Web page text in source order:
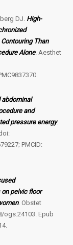
DJ. High-
Than
Alone. Aesthet
abdominal
and
pressure energy.
PMCID:
pelvic floor
. Obstet
ogs.24103. Epub